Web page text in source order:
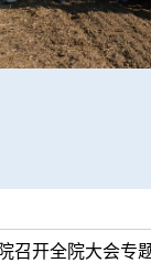
召开全院大会专